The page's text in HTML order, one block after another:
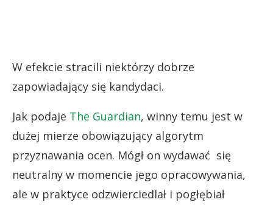
W efekcie stracili niektórzy dobrze
zapowiadający się kandydaci.
Jak podaje The Guardian, winny temu jest w
dużej mierze obowiązujący algorytm
przyznawania ocen. Mógł on wydawać się
neutralny w momencie jego opracowywania,
ale w praktyce odzwierciedlał i pogłębiał